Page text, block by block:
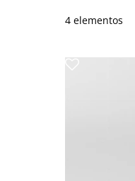
4 elementos